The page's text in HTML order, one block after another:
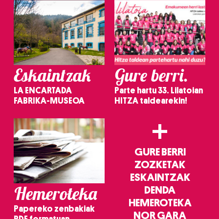
Eskaintzak
LA ENCARTADA
FABRIKA-MUSEOA
Gure berri.
Parte hartu 33. Lilatoian
HITZA taldearekin!
Hemeroteka
Papereko zenbakiak
+
GURE BERRI
ZOZKETAK
ESKAINTZAK
DENDA
HEMEROTEKA
NOR GARA